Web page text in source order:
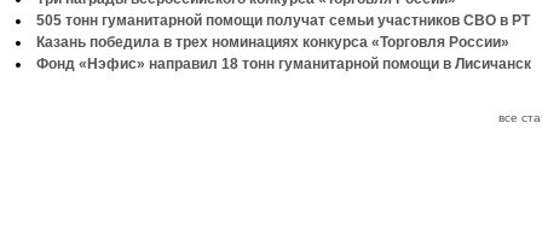
505 тонн гуманитарной помощи получат семьи участников СВО в РТ
Казань победила в трех номинациях конкурса «Торговля России»
Фонд «Нэфис» направил 18 тонн гуманитарной помощи в Лисичанск
все